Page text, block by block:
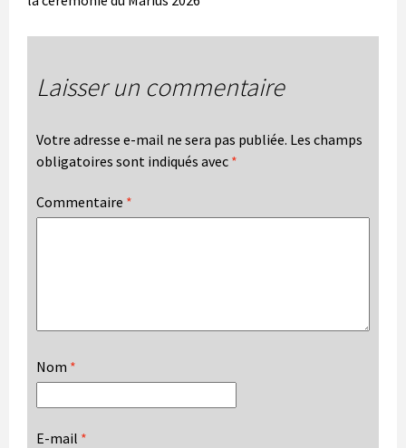
Laisser un commentaire
Votre adresse e-mail ne sera pas publiée. Les champs
obligatoires sont indiqués avec *
Commentaire *
Nom *
E-mail *